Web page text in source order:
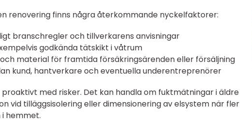
renovering finns några återkommande nyckelfaktorer:
branschregler och tillverkarens anvisningar
godkända tätskikt i våtrum
material för framtida försäkringsärenden eller försäljning
kund, hantverkare och eventuella underentreprenörer
med risker. Det kan handla om fuktmätningar i äldre
vid tilläggsisolering eller dimensionering av elsystem när fler
hemmet.